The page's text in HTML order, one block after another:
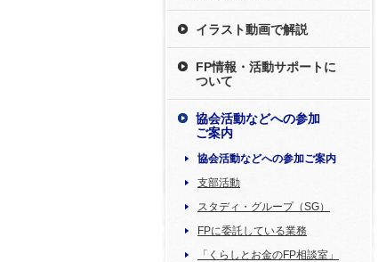
イラスト動画で解説
FP情報・活動サポートに
ついて
協会活動などへの参加
ご案内
協会活動などへの参加ご案内
支部活動
スタディ・グループ（SG）
FPに委託している業務
「くらしとお金のFP相談室」